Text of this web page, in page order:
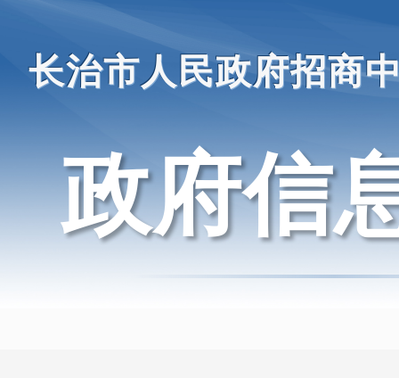
长治市人民政府招商
政府信